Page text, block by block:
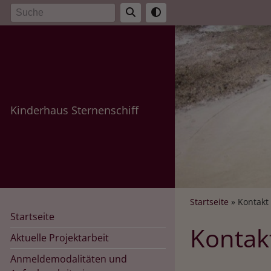
Direkt
zum
Kinderhaus Sternenschiff
Startseite
Aktuelle Projektarbeit
Anmeldemodalitäten und
Startseite Kontakt